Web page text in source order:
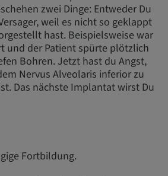
zwei Dinge: Entweder Du
weil es nicht so geklappt
hast. Beispielsweise war
und der Patient spürte plötzlich
Bohren. Jetzt hast du Angst,
Nervus Alveolaris inferior zu
Das nächste Implantat wirst Du
Fortbildung.